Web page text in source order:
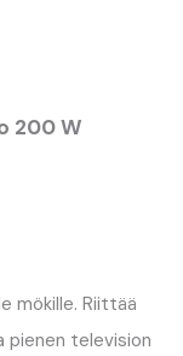
200 W
mökille. Riittää
pienen television